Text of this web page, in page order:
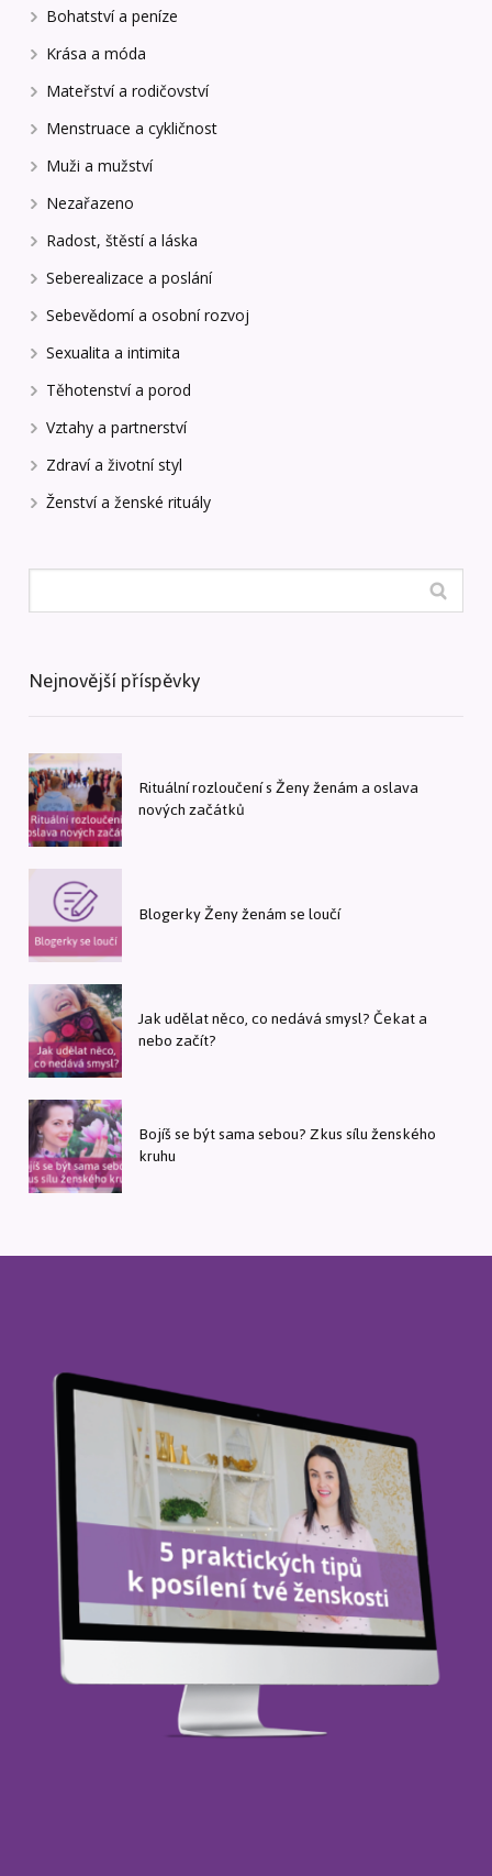
Bohatství a peníze
Krása a móda
Mateřství a rodičovství
Menstruace a cykličnost
Muži a mužství
Nezařazeno
Radost, štěstí a láska
Seberealizace a poslání
Sebevědomí a osobní rozvoj
Sexualita a intimita
Těhotenství a porod
Vztahy a partnerství
Zdraví a životní styl
Ženství a ženské rituály
Nejnovější příspěvky
Rituální rozloučení s Ženy ženám a oslava
nových začátků
Blogerky Ženy ženám se loučí
Jak udělat něco, co nedává smysl? Čekat a
nebo začít?
Bojíš se být sama sebou? Zkus sílu ženského
kruhu